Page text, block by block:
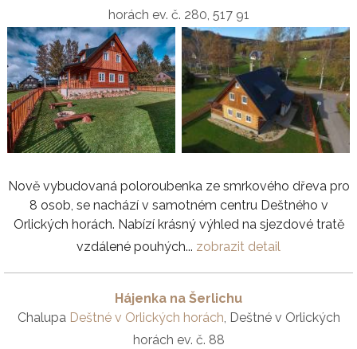
horách ev. č. 280, 517 91
Nově vybudovaná poloroubenka ze smrkového dřeva pro
8 osob, se nachází v samotném centru Deštného v
Orlických horách. Nabízí krásný výhled na sjezdové tratě
vzdálené pouhých... zobrazit detail
Hájenka na Šerlichu
Chalupa Deštné v Orlických horách, Deštné v Orlických
horách ev. č. 88